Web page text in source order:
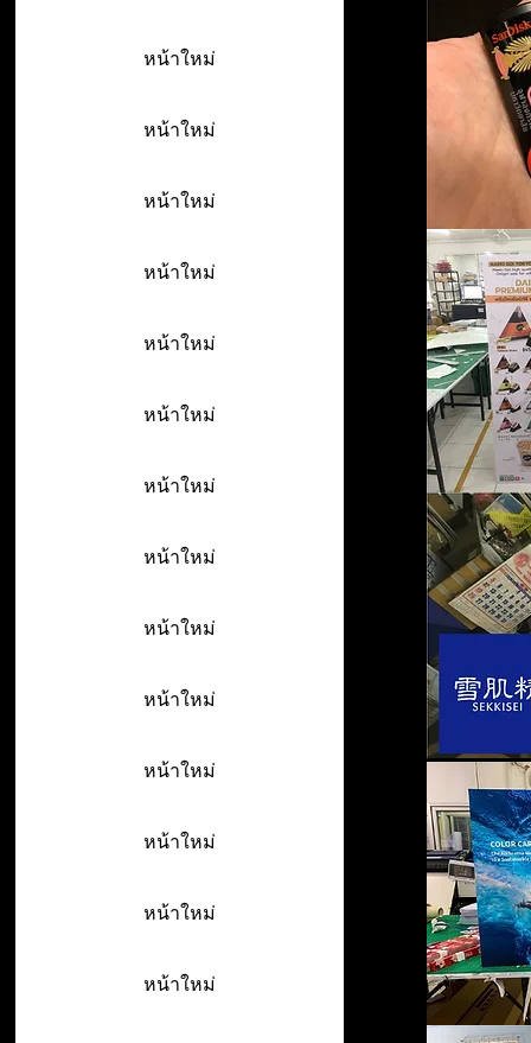
หน้าใหม่
หน้าใหม่
หน้าใหม่
หน้าใหม่
หน้าใหม่
หน้าใหม่
หน้าใหม่
หน้าใหม่
หน้าใหม่
หน้าใหม่
หน้าใหม่
หน้าใหม่
หน้าใหม่
หน้าใหม่